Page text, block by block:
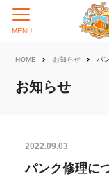
HOME お知らせ パ
お知らせ
2022.09.03
パンク修理に
MENU